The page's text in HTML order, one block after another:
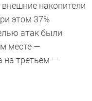
накопители
этом 37%
атак были
месте —
на третьем —